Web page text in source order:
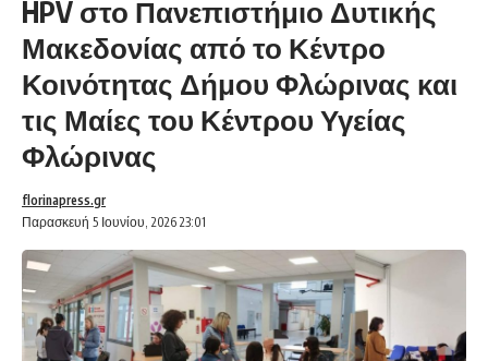
HPV στο Πανεπιστήμιο Δυτικής
Μακεδονίας από το Κέντρο
Κοινότητας Δήμου Φλώρινας και
τις Μαίες του Κέντρου Υγείας
Φλώρινας
Παρασκευή 5 Ιουνίου, 2026 23:01
florinapress.gr